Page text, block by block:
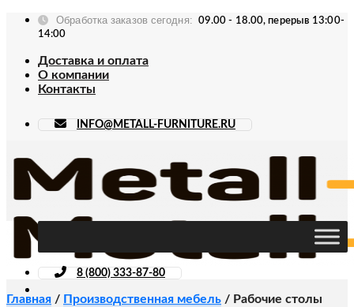
Skip
Обработка заказов сегодня:
09.00 - 18.00, перерыв 13:00-
14:00
Доставка и оплата
О компании
Контакты
INFO@METALL-FURNITURE.RU
8 (800) 333-87-80
Главная / Производственная мебель / Рабочие столы